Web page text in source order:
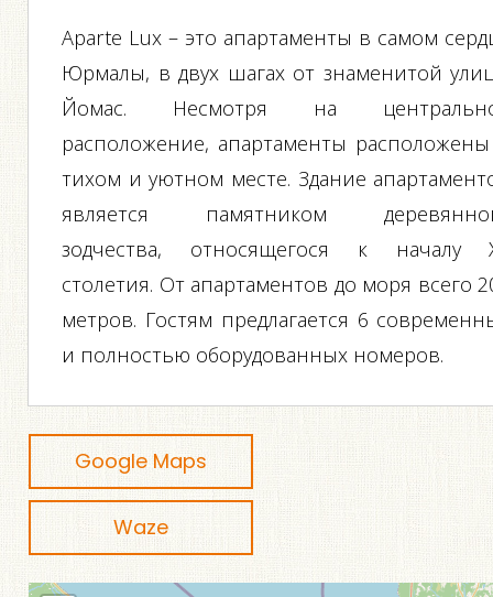
Aparte Lux – это апартаменты в самом
Юрмалы, в двух шагах от знаменитой
Йомас. Несмотря на
расположение, апартаменты
тихом и уютном месте. Здание
является памятником
зодчества, относящегося к началу
столетия. От апартаментов до моря всего
метров. Гостям предлагается 6
и полностью оборудованных номеров.
Google Maps
Waze